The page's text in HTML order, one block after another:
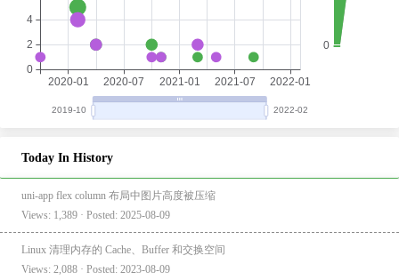
Today In History
uni-app flex column 布局中图片高度被压缩
Views: 1,389 · Posted: 2025-08-09
Linux 清理内存的 Cache、Buffer 和交换空间
Views: 2,088 · Posted: 2023-08-09